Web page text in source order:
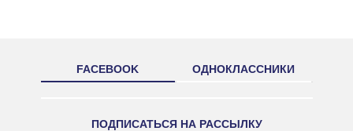
FACEBOOK ОДНОКЛАССНИКИ
ПОДПИСАТЬСЯ НА РАССЫЛКУ